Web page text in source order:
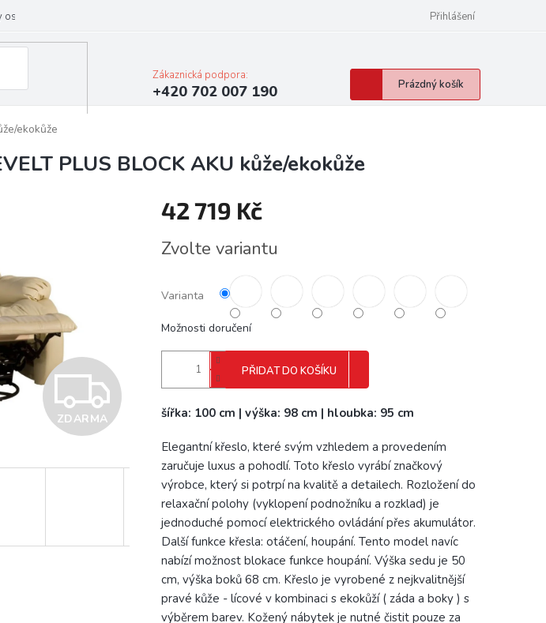
údajů Přihlášení
Zákaznická podpora:
+420 702 007 190
Nákupní
košík
Prázdný košík
ekokůže
PLUS BLOCK AKU kůže/ekokůže
Z
R
ZDARMA
42 719 Kč
cena:
Zvolte variantu
Varianta
Možnosti doručení
PŘIDAT DO KOŠÍKU
šířka: 100 cm | výška: 98 cm | hloubka: 95 cm
Elegantní křeslo, které svým vzhledem a provedením
zaručuje luxus a pohodlí. Toto křeslo vyrábí značkový
výrobce, který si potrpí na kvalitě a detailech. Rozložení do
relaxační polohy (vyklopení podnožníku a rozklad) je
jednoduché pomocí elektrického ovládání přes akumulátor.
Další funkce křesla: otáčení, houpání. Tento model navíc
nabízí možnost blokace funkce houpání. Výška sedu je 50
cm, výška boků 68 cm. Křeslo je vyrobené z nejkvalitnější
pravé kůže - lícové v kombinaci s ekokůží ( záda a boky ) s
výběrem barev. Kožený nábytek je nutné čistit pouze za